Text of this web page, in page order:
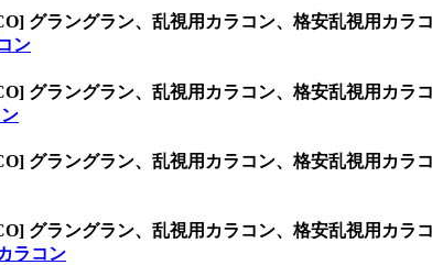
グラングラン、乱視用カラコン、格安乱視用カ
ン
グラングラン、乱視用カラコン、格安乱視用カ
グラングラン、乱視用カラコン、格安乱視用カ
グラングラン、乱視用カラコン、格安乱視用カ
ラコン